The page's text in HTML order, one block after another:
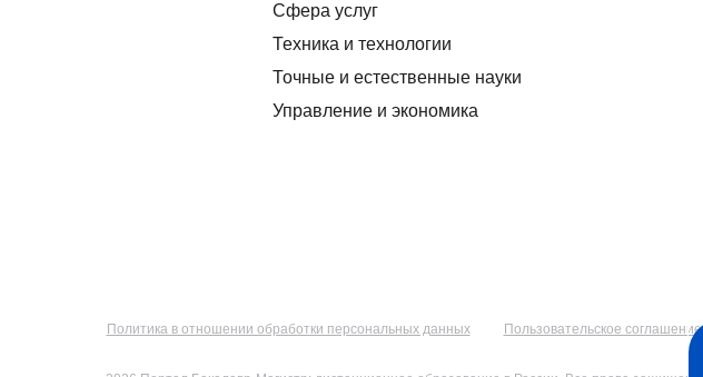
Сфера услуг
Техника и технологии
Точные и естественные науки
Управление и экономика
Политика в отношении обработки персональных данных Пользовательское соглашение